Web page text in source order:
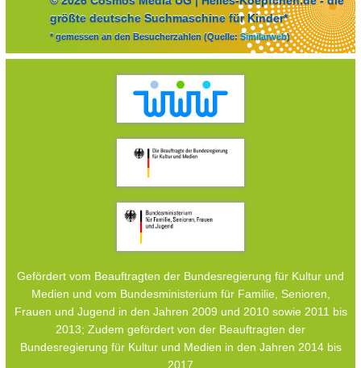
größte deutsche Suchmaschine für Kinder*
* gemessen an den Besucherzahlen (Quelle: Similarweb)
Gefördert vom Beauftragten der Bundesregierung für Kultur und
Medien und vom Bundesministerium für Familie, Senioren,
Frauen und Jugend in den Jahren 2009 und 2010 sowie 2011 bis
2013; Zudem gefördert von der Beauftragten der
Bundesregierung für Kultur und Medien in den Jahren 2014 bis
2017